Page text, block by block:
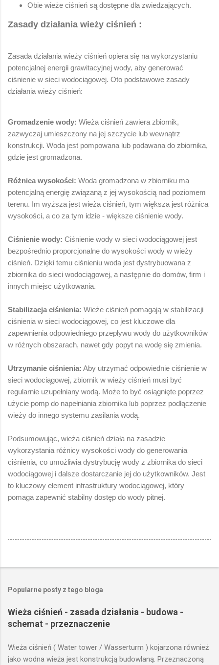
Obie wieże ciśnień są dostępne dla zwiedzających.
Zasady działania wieży ciśnień :
Zasada działania wieży ciśnień opiera się na wykorzystaniu
potencjalnej energii grawitacyjnej wody, aby generować
ciśnienie w sieci wodociągowej. Oto podstawowe zasady
działania wieży ciśnień:
Gromadzenie wody: Wieża ciśnień zawiera zbiornik,
zazwyczaj umieszczony na jej szczycie lub wewnątrz
konstrukcji. Woda jest pompowana lub podawana do zbiornika,
gdzie jest gromadzona.
Różnica wysokości: Woda gromadzona w zbiorniku ma
potencjalną energię związaną z jej wysokością nad poziomem
terenu. Im wyższa jest wieża ciśnień, tym większa jest różnica
wysokości, a co za tym idzie - większe ciśnienie wody.
Ciśnienie wody: Ciśnienie wody w sieci wodociągowej jest
bezpośrednio proporcjonalne do wysokości wody w wieży
ciśnień. Dzięki temu ciśnieniu woda jest dystrybuowana z
zbiornika do sieci wodociągowej, a następnie do domów, firm i
innych miejsc użytkowania.
Stabilizacja ciśnienia: Wieże ciśnień pomagają w stabilizacji
ciśnienia w sieci wodociągowej, co jest kluczowe dla
zapewnienia odpowiedniego przepływu wody do użytkowników
w różnych obszarach, nawet gdy popyt na wodę się zmienia.
Utrzymanie ciśnienia: Aby utrzymać odpowiednie ciśnienie w
sieci wodociągowej, zbiornik w wieży ciśnień musi być
regularnie uzupełniany wodą. Może to być osiągnięte poprzez
użycie pomp do napełniania zbiornika lub poprzez podłączenie
wieży do innego systemu zasilania wodą.
Podsumowując, wieża ciśnień działa na zasadzie
wykorzystania różnicy wysokości wody do generowania
ciśnienia, co umożliwia dystrybucję wody z zbiornika do sieci
wodociągowej i dalsze dostarczanie jej do użytkowników. Jest
to kluczowy element infrastruktury wodociągowej, który
pomaga zapewnić stabilny dostęp do wody pitnej.
Popularne posty z tego bloga
Wieża ciśnień - zasada działania - budowa -
schemat - przeznaczenie
Wieża ciśnień ( Water tower / Wasserturm ) kojarzona również
jako wodna wieża jest konstrukcją budowlaną. Przeznaczoną